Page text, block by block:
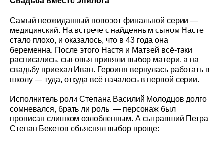
Самый неожиданный поворот финальной серии —
медицинский. На встрече с найденным сыном Насте
стало плохо, и оказалось, что в 43 года она
беременна. После этого Настя и Матвей всё-таки
расписались, сыновья приняли выбор матери, а на
свадьбу приехал Иван. Героиня вернулась работать в
школу — туда, откуда всё началось в первой серии.
Исполнитель роли Степана Василий Молодцов долго
сомневался, брать ли роль, — персонаж был
прописан слишком озлобленным. А сыгравший Петра
Степан Бекетов объяснял выбор проще: